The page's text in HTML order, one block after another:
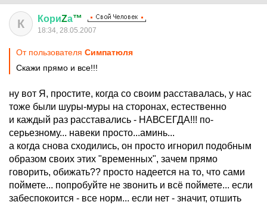
К КориZа™
18:34, 28.05.2007
От пользователя Симпатюля
Скажи прямо и все!!!
ну вот Я, простите, когда со своим расставалась, у нас
тоже были шуры-муры на сторонах, естественно
и каждый раз расставались - НАВСЕГДА!!! по-
серьезному... навеки просто...аминь...
а когда снова сходились, он просто игнорил подобным
образом своих этих "временных", зачем прямо
говорить, обижать?? просто надеется на то, что сами
поймете... попробуйте не звонить и всё поймете... если
забеспокоится - все норм... если нет - значит, отшить